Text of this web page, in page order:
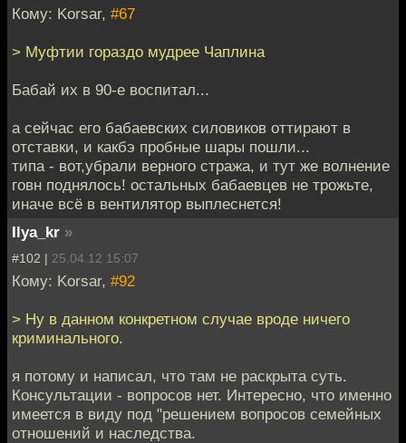
Кому: Korsar, #67
> Муфтии гораздо мудрее Чаплина
Бабай их в 90-е воспитал...
а сейчас его бабаевских силовиков оттирают в
отставки, и какбэ пробные шары пошли...
типа - вот,убрали верного стража, и тут же волнение
говн поднялось! остальных бабаевцев не трожьте,
иначе всё в вентилятор выплеснется!
Ilya_kr »
#102 | 25.04.12 15:07
Кому: Korsar, #92
> Ну в данном конкретном случае вроде ничего
криминального.
я потому и написал, что там не раскрыта суть.
Консультации - вопросов нет. Интересно, что именно
имеется в виду под "решением вопросов семейных
отношений и наследства.